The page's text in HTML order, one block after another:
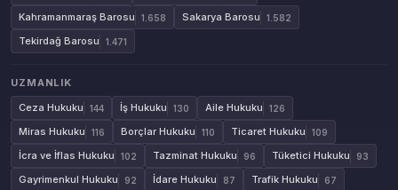
Kahramanmaraş Barosu 1.658 Sakarya Barosu 1.582
Tekirdağ Barosu 1.471
UZMANLIK
Ceza Hukuku
144 İş Hukuku 130 Aile Hukuku 126
Miras Hukuku 116 Borçlar Hukuku 110 Ticaret Hukuku 109
İcra ve İflas Hukuku 102 Tazminat Hukuku 96 Tüketici Hukuku 93
Gayrimenkul Hukuku 92 İdare Hukuku 87 Trafik Hukuku 67